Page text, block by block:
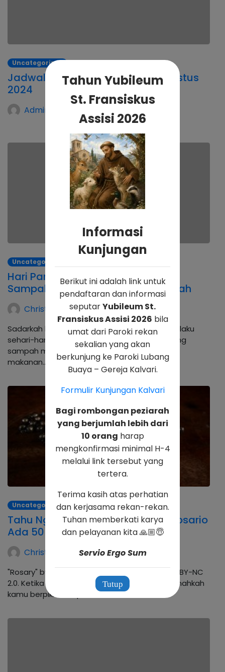
Uncategorized
Jadwal Petugas Liturgi Bulan Agustus
2024
Admin Kalvari
Uncategorized
Hari Pangan Sedunia: Yuk Kurangi
Sampah Makanan Mulai dari Rumah
Christina Andhika Setyani
Sadarkah kamu kalau ternyata masih ada perilaku
sehari-hari yang tak disadari bisa menyumbang
sampah makanan? Yuk mulai kurangi sampah
makanan…
Uncategorized
Tahu Nggak Sih, Kenapa Kalung Rosario
Ada 50 Butir ?
Christina Andhika Setyanti
"Rosary" by Lawrence OP is licensed under CC BY-NC
2.0. Ketika melihat untaian kalung Rosario, pernahkah
kamu berpikir kenapa harus doa rosario ?…
Tahun Yubileum
St. Fransiskus
Assisi 2026
Informasi
Kunjungan
Berikut ini adalah link untuk
pendaftaran dan informasi
seputarYubileum St.
Fransiskus Assisi 2026 bila
umat dari Paroki rekan
sekalian yang akan
berkunjung ke Paroki Lubang
Buaya – Gereja Kalvari.
Formulir Kunjungan Kalvari
Bagi rombongan peziarah
yang berjumlah lebih dari
10 orang harap
mengkonfirmasi minimal H-4
melalui link tersebut yang
tertera.
Terima kasih atas perhatian
dan kerjasama rekan-rekan.
Tuhan memberkati karya
dan pelayanan kita 🙏🏼😇
Servio Ergo Sum
Tutup